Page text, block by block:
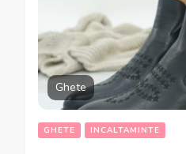
Ghete
GHETE INCALTAMINTE